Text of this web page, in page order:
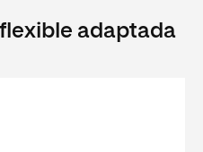
adaptada